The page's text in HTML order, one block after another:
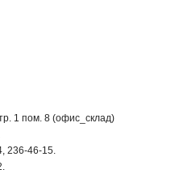
1 пом. 8 (офис_склад)
236-46-15.